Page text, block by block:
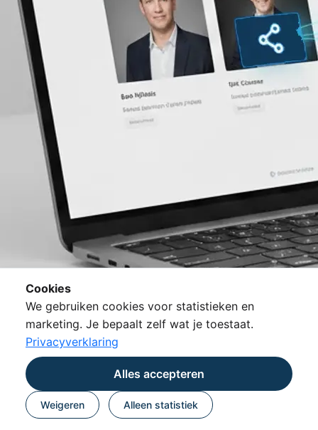
Cookies
We gebruiken cookies voor statistieken en
marketing. Je bepaalt zelf wat je toestaat.
Privacyverklaring
Alles accepteren
Weigeren Alleen statistiek